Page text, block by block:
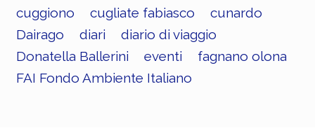
cuggiono
cugliate fabiasco
cunardo
Dairago
diari
diario di viaggio
Donatella Ballerini
eventi
fagnano olona
FAI Fondo Ambiente Italiano